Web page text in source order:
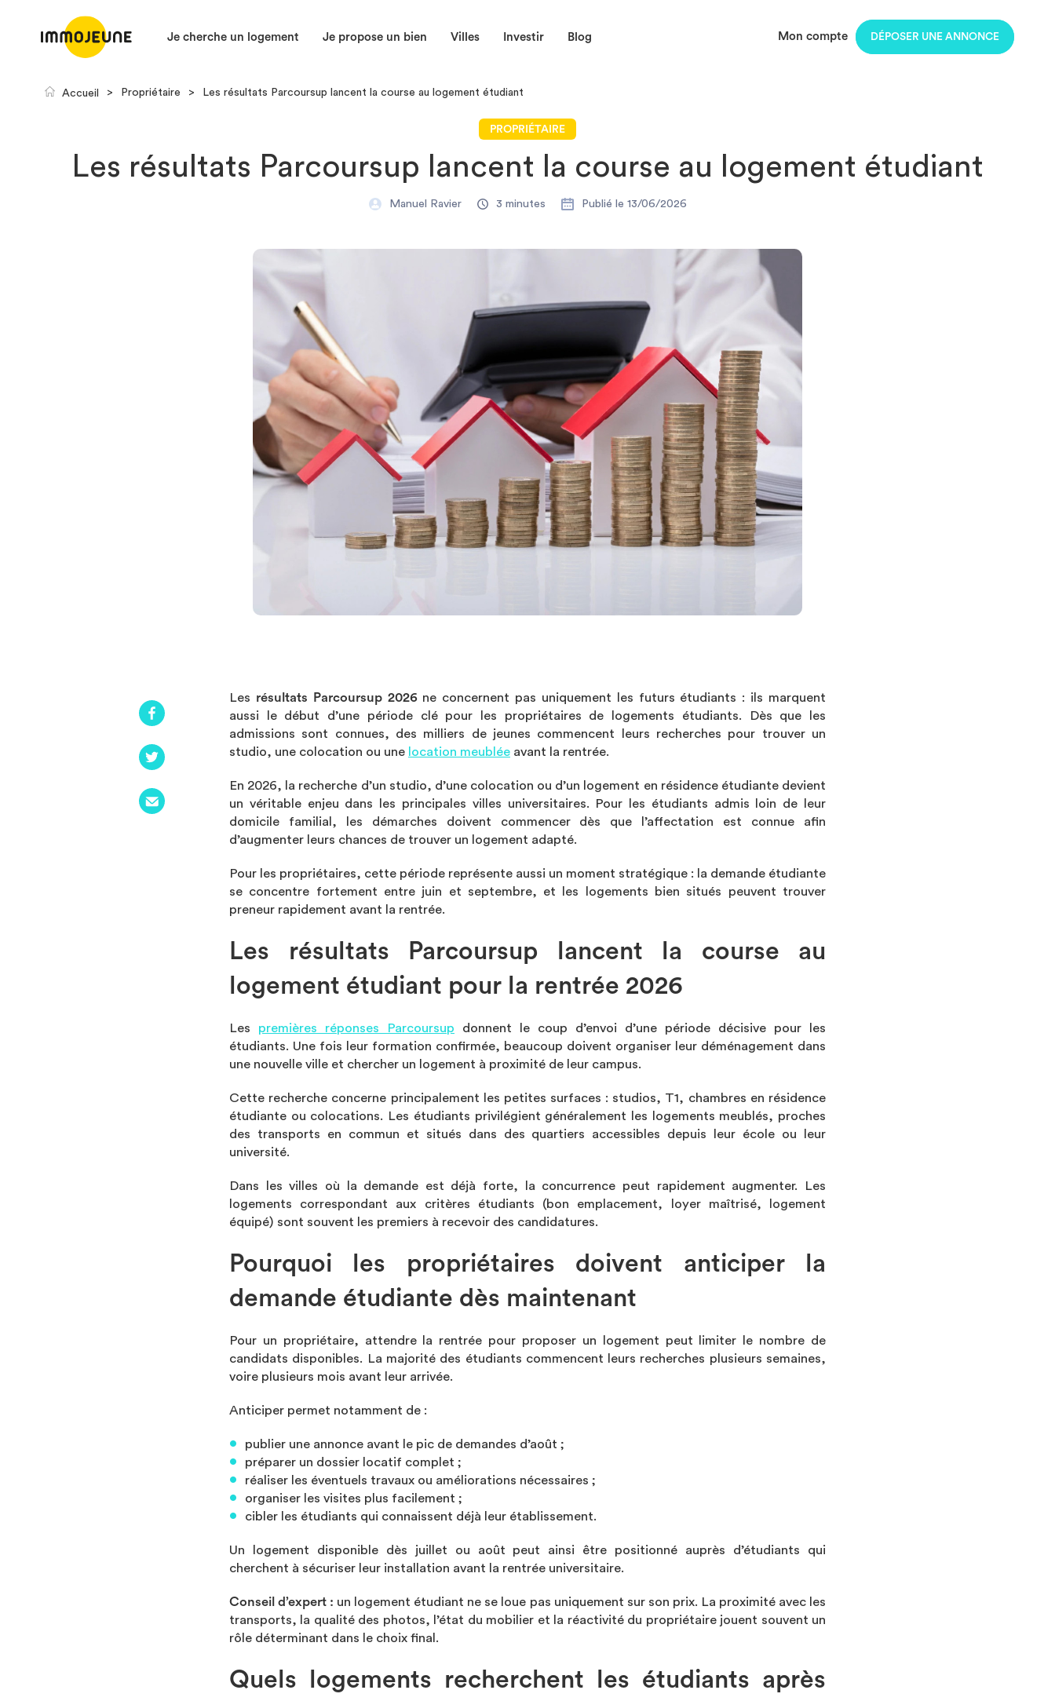
Je cherche un logement Je propose un bien Villes Investir Blog Mon compte DÉPOSER UNE ANNONCE
Accueil > Propriétaire > Les résultats Parcoursup lancent la course au logement étudiant
PROPRIÉTAIRE
Les résultats Parcoursup lancent la course au logement étudiant
Manuel Ravier 3 minutes Publié le 13/06/2026
Les résultats Parcoursup 2026ne concernent pas uniquement les futurs étudiants : ils marquent
aussi le début d’une période clé pour les propriétaires de logements étudiants. Dès que les
admissions sont connues, des milliers de jeunes commencent leurs recherches pour trouver un
studio, une colocation ou une location meublée avant la rentrée.
En 2026, la recherche d’un studio, d’une colocation ou d’un logement en résidence étudiante devient
un véritable enjeu dans les principales villes universitaires. Pour les étudiants admis loin de leur
domicile familial, les démarches doivent commencer dès que l’affectation est connue afin
d’augmenter leurs chances de trouver un logement adapté.
Pour les propriétaires, cette période représente aussi un moment stratégique : la demande étudiante
se concentre fortement entre juin et septembre, et les logements bien situés peuvent trouver
preneur rapidement avant la rentrée.
Les résultats Parcoursup lancent la course au
logement étudiant pour la rentrée 2026
Les premières réponses Parcoursup donnent le coup d’envoi d’une période décisive pour les
étudiants. Une fois leur formation confirmée, beaucoup doivent organiser leur déménagement dans
une nouvelle ville et chercher un logement à proximité de leur campus.
Cette recherche concerne principalement les petites surfaces : studios, T1, chambres en résidence
étudiante ou colocations. Les étudiants privilégient généralement les logements meublés, proches
des transports en commun et situés dans des quartiers accessibles depuis leur école ou leur
université.
Dans les villes où la demande est déjà forte, la concurrence peut rapidement augmenter. Les
logements correspondant aux critères étudiants (bon emplacement, loyer maîtrisé, logement
équipé) sont souvent les premiers à recevoir des candidatures.
Pourquoi les propriétaires doivent anticiper la
demande étudiante dès maintenant
Pour un propriétaire, attendre la rentrée pour proposer un logement peut limiter le nombre de
candidats disponibles. La majorité des étudiants commencent leurs recherches plusieurs semaines,
voire plusieurs mois avant leur arrivée.
Anticiper permet notamment de :
publier une annonce avant le pic de demandes d’août ;
préparer un dossier locatif complet ;
réaliser les éventuels travaux ou améliorations nécessaires ;
organiser les visites plus facilement ;
cibler les étudiants qui connaissent déjà leur établissement.
Un logement disponible dès juillet ou août peut ainsi être positionné auprès d’étudiants qui
cherchent à sécuriser leur installation avant la rentrée universitaire.
Conseil d’expert : un logement étudiant ne se loue pas uniquement sur son prix. La proximité avec les
transports, la qualité des photos, l’état du mobilier et la réactivité du propriétaire jouent souvent un
rôle déterminant dans le choix final.
Quels logements recherchent les étudiants après